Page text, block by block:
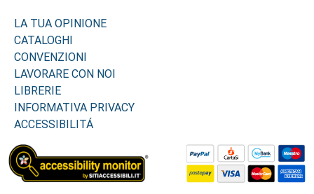
LA TUA OPINIONE
CATALOGHI
CONVENZIONI
LAVORARE CON NOI
LIBRERIE
INFORMATIVA PRIVACY
ACCESSIBILITÁ